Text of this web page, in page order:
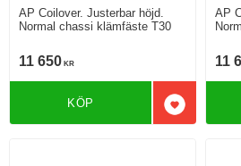
AP Coilover. Justerbar höjd.
Normal chassi klämfäste T30
11 650 KR
Lägg till i
KÖP
AP
11